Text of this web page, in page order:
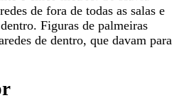
de fora de todas as salas e
dentro. Figuras de palmeiras
de dentro, que davam para